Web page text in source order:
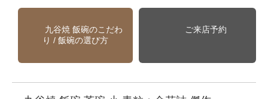
九谷焼 飯碗のこだわ
り / 飯碗の選び方
ご来店予約